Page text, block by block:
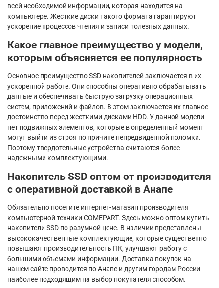
всей необходимой информации, которая находится на
компьютере. Жесткие диски такого формата гарантируют
ускорение процессов чтения и записи полезных данных.
Какое главное преимущество у модели,
которым объясняется ее популярность
Основное преимущество SSD накопителей заключается в их
ускоренной работе. Они способны оперативно обрабатывать
данные и обеспечивать быструю загрузку операционных
систем, приложений и файлов. В этом заключается их главное
достоинство перед жесткими дисками HDD. У данной модели
нет подвижных элементов, которые в определенный момент
могут выйти из строя по причине непредвиденной поломки.
Поэтому твердотельные устройства считаются более
надежными комплектующими.
Накопитель SSD оптом от производителя
с оперативной доставкой в Анапе
Обязательно посетите интернет-магазин производителя
компьютерной техники COMEPART. Здесь можно оптом купить
накопители SSD по разумной цене. В наличии представлены
высококачественные комплектующие, которые существенно
повышают производительность ПК, улучшают работу с
большими объемами информации. Доставка покупок на
нашем сайте проводится по Анапе и другим городам России
наиболее подходящим на выбор покупателя способом.